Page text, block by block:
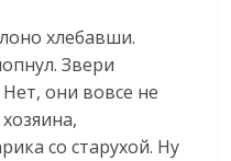
хлебавши.
Звери
они вовсе не
со старухой. Ну